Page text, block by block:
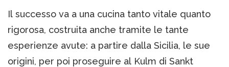
Il successo va a una cucina tanto vitale quanto
rigorosa, costruita anche tramite le tante
esperienze avute: a partire dalla Sicilia, le sue
origini, per poi proseguire al Kulm di Sankt